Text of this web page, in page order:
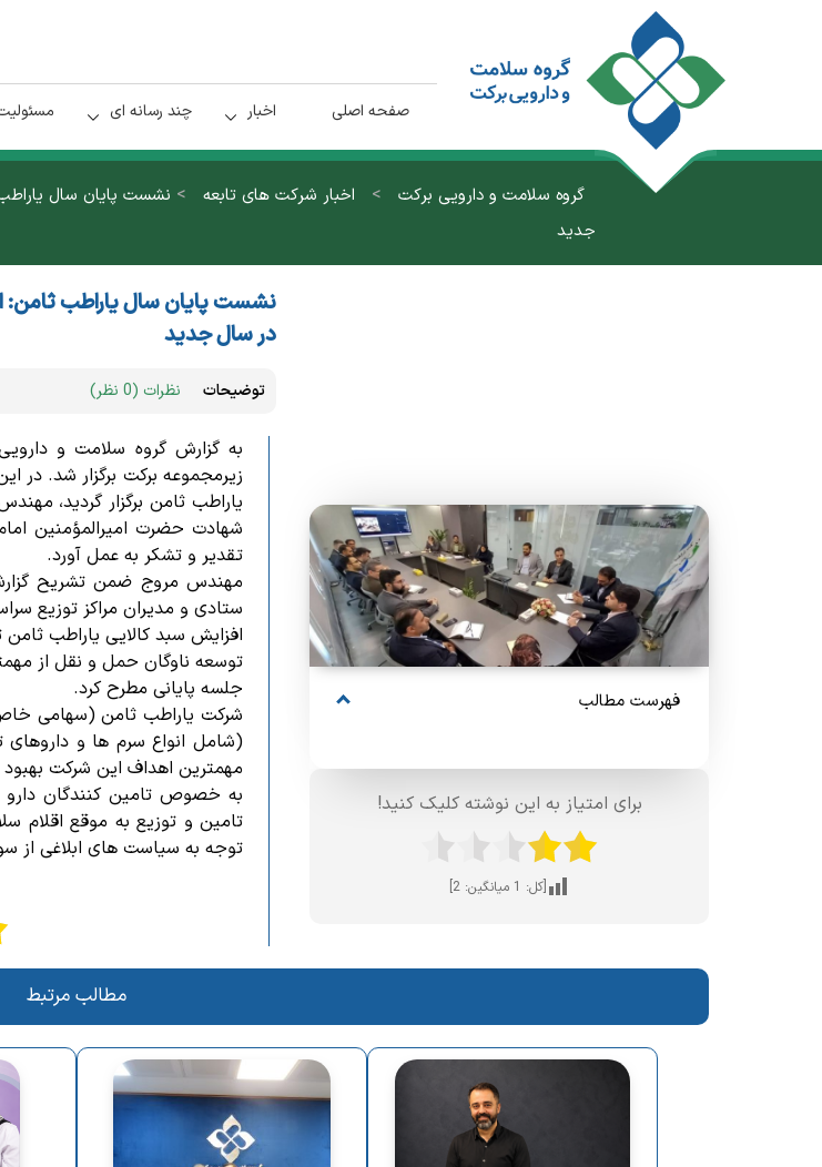
صفحه اصلی اخبار چند رسانه ای
گروه سلامت و دارویی برکت > اخبار شرکت های تابعه > نشست پایان سال
جدید
فهرست مطالب
برای امتیاز به این نوشته کلیک کنید!
[کل: 1 میانگین: 2
]
نشست پایان سال یاراطب ثامن:
در سال جدید
توضیحات نظرات (0 نظر)
به گزارش گروه سلامت و
زیرمجموعه برکت برگزار شد.در
شهادت حضرت امیرالمؤمنین
تقدیر و تشکر به عمل آورد.
ستادی و مدیران مراکز توزیع
توسعه ناوگان حمل و نقل از
جلسه پایانی مطرح کرد.
(شامل انواع سرم ها و داروهای
مهمترین اهداف این شرکت
به خصوص تامین کنندگان دارو
تامین و توزیع به موقع اقلام
توجه به سیاست های ابلاغی از
مطالب مرتبط